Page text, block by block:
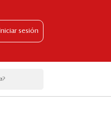
Iniciar sesión